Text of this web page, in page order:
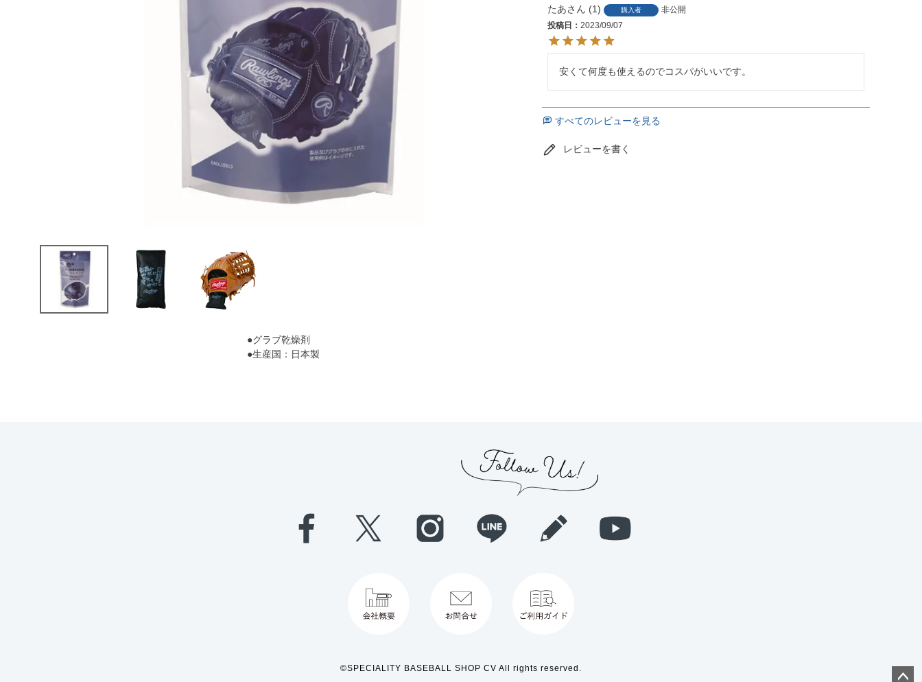
たあ 1 購入者
非公開
投稿日
2023/09/07
安くて何度も使えるのでコスパがいいです。
すべてのレビューを見る
レビューを書く
●グラブ乾燥剤
●生産国：日本製
©SPECIALITY BASEBALL SHOP CV All rights reserved.